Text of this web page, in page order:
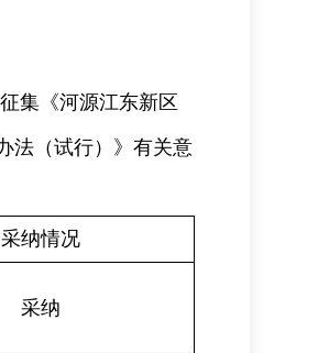
集《河源江东新区
法（试行）》有关意
采纳情况
采纳